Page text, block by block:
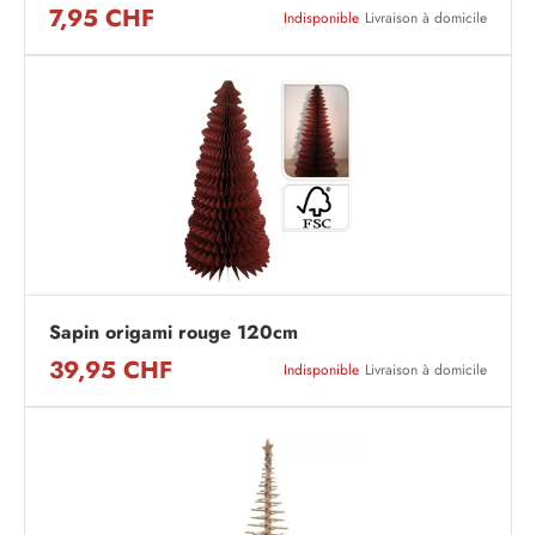
7,95 CHF Indisponible Livraison à domicile
Sapin origami rouge 120cm
39,95 CHF Indisponible Livraison à domicile